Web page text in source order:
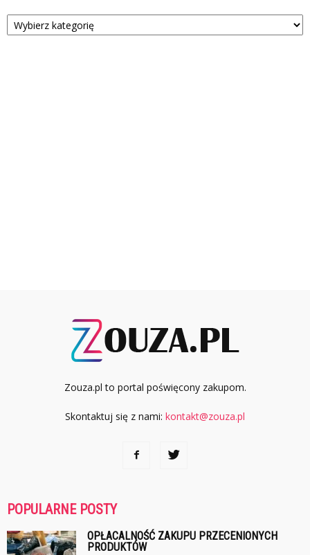
Kategorie
Zouza.pl to portal poświęcony zakupom.
Skontaktuj się z nami: kontakt@zouza.pl
POPULARNE POSTY
OPŁACALNOŚĆ ZAKUPU PRZECENIONYCH
PRODUKTÓW